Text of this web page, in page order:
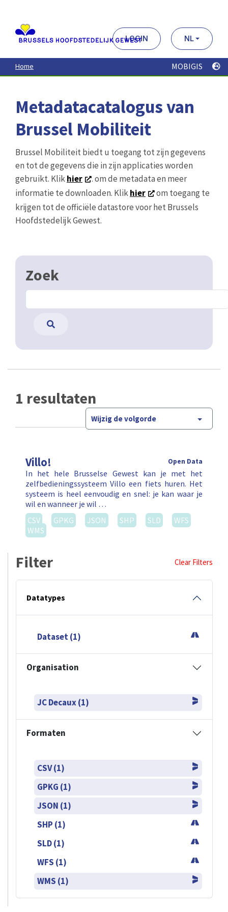
contenu
principal
LOGIN NL
Home MOBIGIS
Metadatacatalogus van
Brussel Mobiliteit
Brussel Mobiliteit biedt u toegang tot zijn gegevens
en tot de gegevens die in zijn applicaties worden
gebruikt. Klikhier
. om de metadata en meer
informatie te downloaden. Klikhier
om toegang te
krijgen tot de officiële datastore voor het Brussels
Hoofdstedelijk Gewest.
Zoek
1 resultaten
Wijzig de volgorde
Villo! Open Data
In het hele Brusselse Gewest kan je met het
zelfbedieningssysteem Villo een fiets huren. Het
systeem is heel eenvoudig en snel: je kan waar je
wil en wanneer je wil …
CSV
GPKG JSON SHP SLD
WFS
WMS
Filter Clear Filters
Datatypes
Dataset (1)
Organisation
JC Decaux (1)
Formaten
CSV (1)
GPKG (1)
JSON (1)
SHP (1)
SLD (1)
WFS (1)
WMS (1)